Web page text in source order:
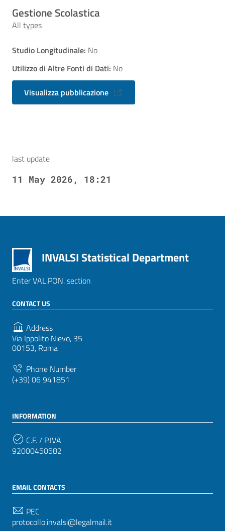
Gestione Scolastica
All types
Studio Longitudinale: No
Utilizzo di Altre Fonti di Dati: No
Visualizza pubblicazione
last update
11 May 2026, 18:21
INVALSI Statistical Department
Enter VAL.PON. section
CONTACT US
Address
Via Ippolito Nievo, 35
00153, Roma
Phone Number
(+39) 06 941851
INFORMATION
C.F. / P.IVA
92000450582
EMAIL CONTACTS
PEC
protocollo.invalsi@legalmail.it